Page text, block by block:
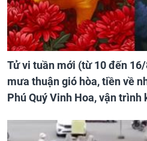
Tử vi tuần mới (từ 10 đến
mưa thuận gió hòa, tiền về
Phú Quý Vinh Hoa, vận trình